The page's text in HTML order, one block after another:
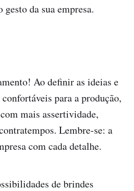
da sua empresa.
Ao definir as ideias e
para a produção,
mais assertividade,
Lembre-se: a
com cada detalhe.
de brindes